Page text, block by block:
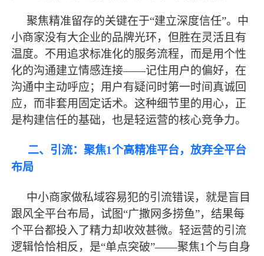
聚焦精准留存的关键在于“建立深度信任”。中
小商家没有大企业的品牌光环，但胜在灵活且有
温度。不用追求标准化的服务流程，而是用个性
化的沟通建立情感连接——记住用户的偏好，在
沟通中主动呼应；用户有疑问时第一时间真诚回
应，而非套用固定话术。这种细节里的用心，正
是构建信任的基础，也是轻运营的核心竞争力。
二、引流：聚焦1个高精准平台，放弃全平台
布局
中小商家做私域容易犯的引流错误，就是盲目
跟风全平台布局，试图“广撒网多捞鱼”，结果每
个平台都投入了精力却收效甚微。轻运营的引流
逻辑恰恰相反，是“单点突破”——聚焦1个与自身